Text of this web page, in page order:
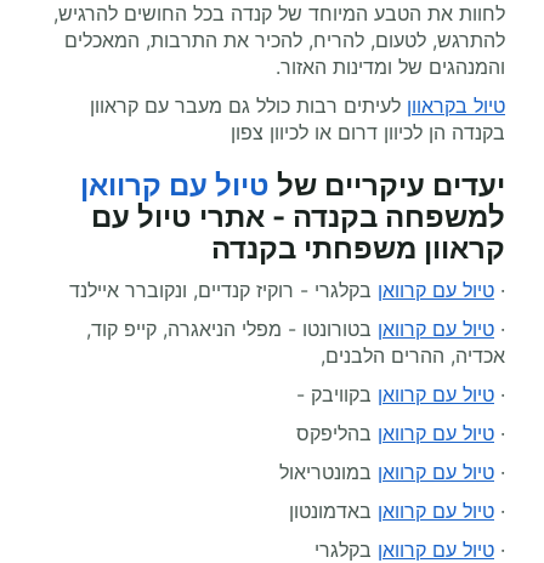
לחוות את הטבע המיוחד של קנדה בכל החושים להרגיש,
להתרגש, לטעום, להריח, להכיר את התרבות, המאכלים
והמנהגים של ומדינות האזור.
טיול בקראוון לעיתים רבות כולל גם מעבר עם קראוון
בקנדה הן לכיוון דרום או לכיוון צפון
יעדים עיקריים של טיול עם קרוואן
למשפחה בקנדה - אתרי טיול עם
קראוון משפחתי בקנדה
· טיול עם קרוואן בקלגרי - רוקיז קנדיים, ונקוברר איילנד
· טיול עם קרוואן בטורונטו - מפלי הניאגרה, קייפ קוד,
אכדיה, ההרים הלבנים,
· טיול עם קרוואן בקוויבק -
· טיול עם קרוואן בהליפקס
· טיול עם קרוואן במונטריאול
· טיול עם קרוואן באדמונטון
· טיול עם קרוואן בקלגרי